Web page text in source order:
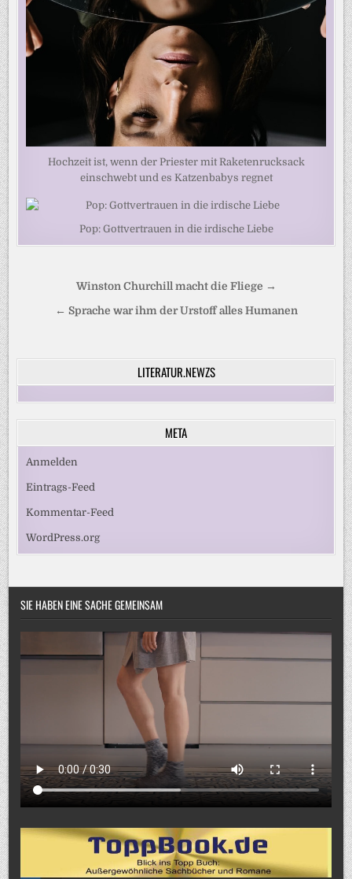
Hochzeit ist, wenn der Priester mit Raketenrucksack
einschwebt und es Katzenbabys regnet
Pop: Gottvertrauen in die irdische Liebe
Beitragsnavigation
Winston Churchill macht die Fliege →
← Sprache war ihm der Urstoff alles Humanen
LITERATUR.NEWZS
META
Anmelden
Eintrags-Feed
Kommentar-Feed
WordPress.org
SIE HABEN EINE SACHE GEMEINSAM